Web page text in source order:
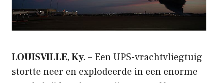
LOUISVILLE, Ky. – Een UPS-vrachtvliegtuig
stortte neer en explodeerde in een enorme